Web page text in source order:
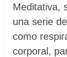
Meditativa,
una serie
como
corporal,